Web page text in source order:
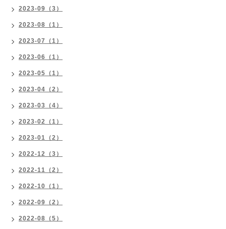
2023-09（3）
2023-08（1）
2023-07（1）
2023-06（1）
2023-05（1）
2023-04（2）
2023-03（4）
2023-02（1）
2023-01（2）
2022-12（3）
2022-11（2）
2022-10（1）
2022-09（2）
2022-08（5）